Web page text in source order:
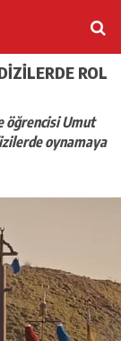
ROL
öğrencisi Umut
oynamaya